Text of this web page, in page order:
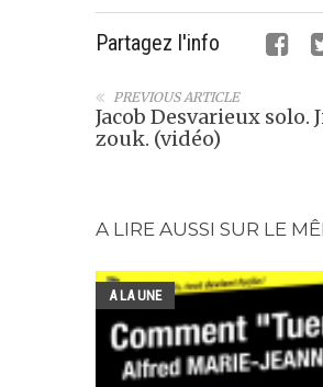
Partagez l'info
PREVIOUS ARTICLE
Jacob Desvarieux
zouk. (vidéo)
A LIRE AUSSI SUR LE
A LA UNE